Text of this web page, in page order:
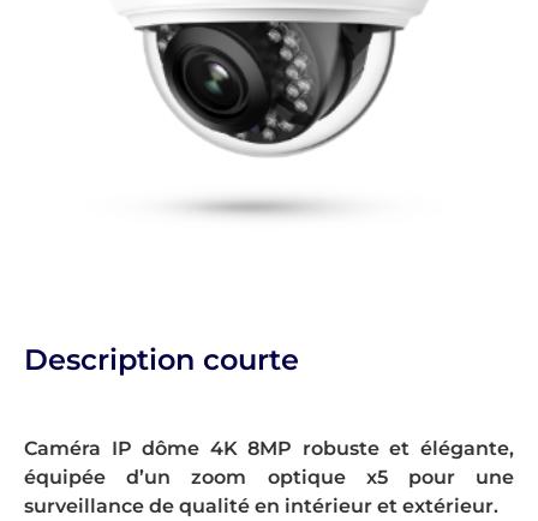
Description courte
Caméra IP dôme 4K 8MP robuste et élégante,
équipée d’un zoom optique x5 pour une
surveillance de qualité en intérieur et extérieur.